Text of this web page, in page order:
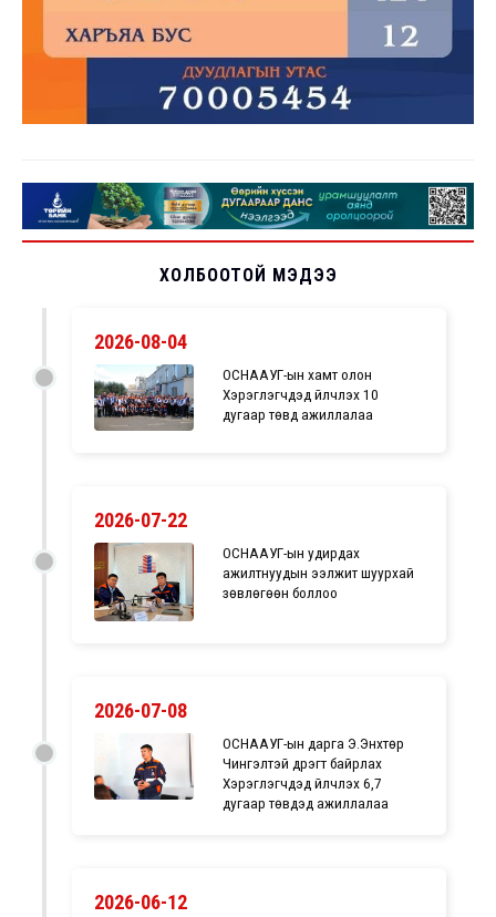
ХОЛБООТОЙ МЭДЭЭ
2026-08-04
ОСНААУГ-ын хамт олон
Хэрэглэгчдэд үйлчлэх 10
дугаар төвд ажиллалаа
2026-07-22
ОСНААУГ-ын удирдах
ажилтнуудын ээлжит шуурхай
зөвлөгөөн боллоо
2026-07-08
ОСНААУГ-ын дарга Э.Энхтөр
Чингэлтэй дүүрэгт байрлах
Хэрэглэгчдэд үйлчлэх 6,7
дугаар төвүүдэд ажиллалаа
2026-06-12